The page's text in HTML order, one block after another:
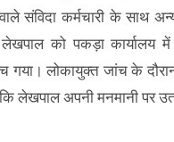
संविदा कर्मचारी के साथ
को पकड़ा कार्यालय में
गया। लोकायुक्त जांच के दौरान
लेखपाल अपनी मनमानी पर